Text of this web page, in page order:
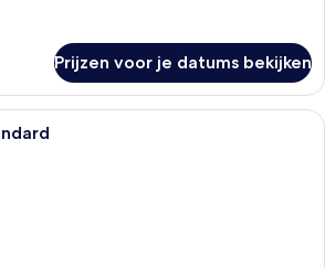
Prijzen voor je datums bekijken
Een hotelkamer met een groot bed,